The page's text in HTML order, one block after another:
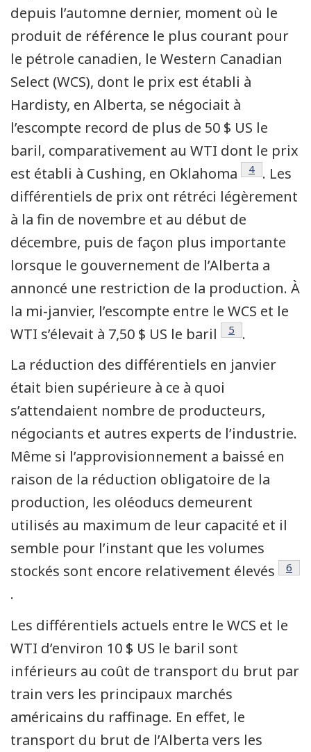
depuis l’automne dernier, moment où le
produit de référence le plus courant pour
le pétrole canadien, le Western Canadian
Select (WCS), dont le prix est établi à
Hardisty, en Alberta, se négociait à
l’escompte record de plus de 50 $ US le
baril, comparativement au WTI dont le prix
est établi à Cushing, en Oklahoma
Note de
4 . Les
différentiels de prix ont rétréci légèrement
à la fin de novembre et au début de
décembre, puis de façon plus importante
lorsque le gouvernement de l’Alberta a
annoncé une restriction de la production. À
la mi-janvier, l’escompte entre le WCS et le
WTI s’élevait à 7,50 $ US le baril
Note de bas de
5
.
La réduction des différentiels en janvier
était bien supérieure à ce à quoi
s’attendaient nombre de producteurs,
négociants et autres experts de l’industrie.
Même si l’approvisionnement a baissé en
raison de la réduction obligatoire de la
production, les oléoducs demeurent
utilisés au maximum de leur capacité et il
semble pour l’instant que les volumes
stockés sont encore relativement élevés
6
.
Les différentiels actuels entre le WCS et le
WTI d’environ 10 $ US le baril sont
inférieurs au coût de transport du brut par
train vers les principaux marchés
américains du raffinage. En effet, le
transport du brut de l’Alberta vers les